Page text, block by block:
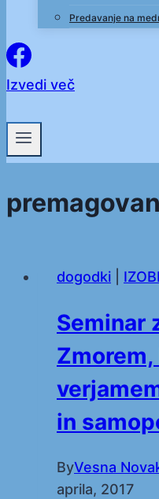
Predavanje na
Izvedi več
dogodki
Seminar
Zmorem,
in
ByVesna
aprila, 2017